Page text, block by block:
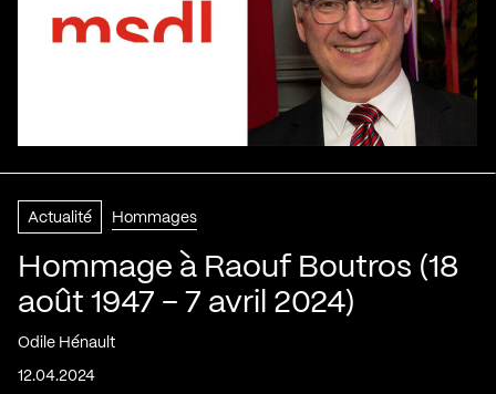
Actualité Hommages
Hommage à Raouf Boutros (18
août 1947 – 7 avril 2024)
Odile Hénault
12.04.2024